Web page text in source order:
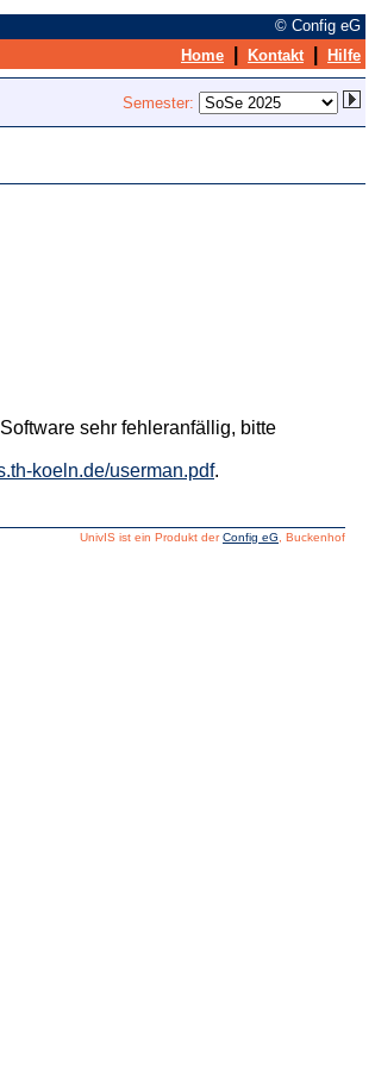
© Config eG
Home Kontakt Hilfe
Semester:
sehr fehleranfällig, bitte
koeln.de/userman.pdf.
UnivIS ist ein Produkt derConfig eG , Buckenhof